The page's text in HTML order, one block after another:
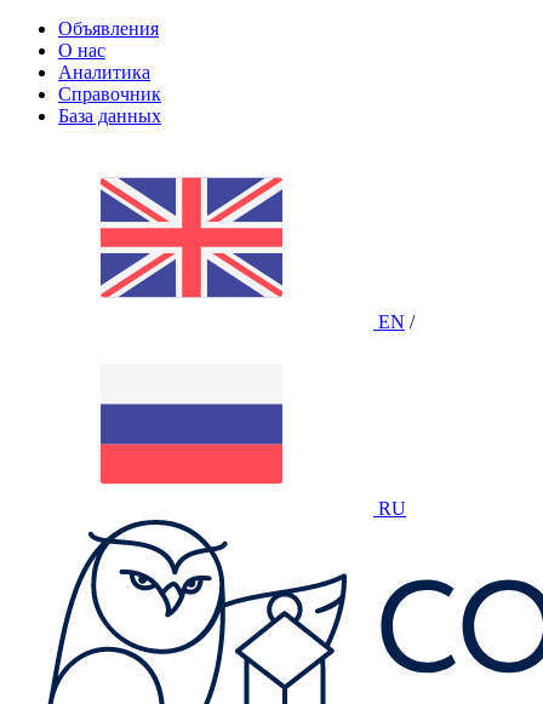
Объявления
О нас
Аналитика
Справочник
База данных
EN /
RU